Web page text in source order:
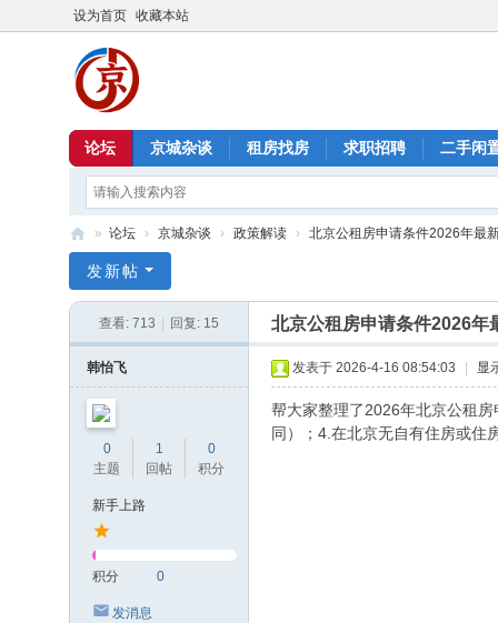
设为首页 收藏本站
论坛 京城杂谈 租房找房 求职招聘 二手闲
京
» 论坛 › 京城杂谈 › 政策解读 › 北京公租房申请条件2026年最
发新帖
查看: 713 回复: 15 北京公租房申请条件2026年
韩怡飞
0
主题
1
回帖
0
积分
新手上路
积分 0
发消息
发表于 2026-4-16 08:54:03 显
帮大家整理了2026年北京公租
同）；4.在北京无自有住房或住